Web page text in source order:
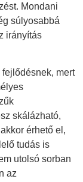
Mondani
súlyosabbá
irányítás
mert
skálázható,
érhető el,
tudás is
utolsó sorban
az